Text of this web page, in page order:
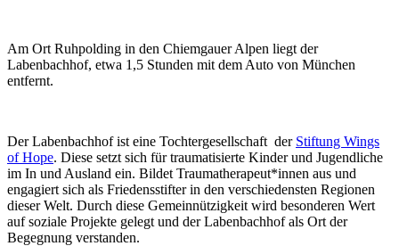
Am Ort Ruhpolding in den Chiemgauer Alpen liegt der
Labenbachhof, etwa 1,5 Stunden mit dem Auto von München
entfernt.
Der Labenbachhof ist eine Tochtergesellschaft der Stiftung Wings
of Hope. Diese setzt sich für traumatisierte Kinder und Jugendliche
im In und Ausland ein. Bildet Traumatherapeut*innen aus und
engagiert sich als Friedensstifter in den verschiedensten Regionen
dieser Welt. Durch diese Gemeinnützigkeit wird besonderen Wert
auf soziale Projekte gelegt und der Labenbachhof als Ort der
Begegnung verstanden.